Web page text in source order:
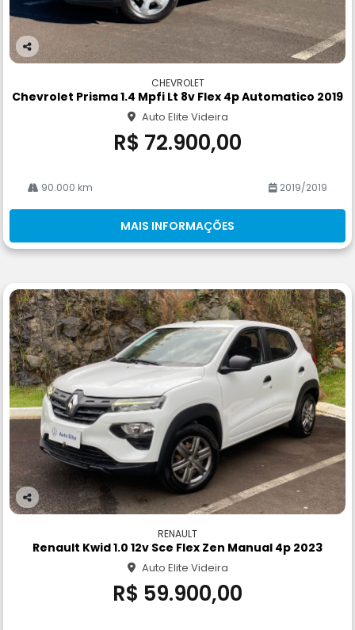
Co
rtil
CHEVROLET
Chevrolet Prisma 1.4 Mpfi Lt 8v Flex 4p Automatico 2019
Auto Elite Videira
R$ 72.900,00
90.000 km 2019/2019
MAIS INFORMAÇÕES
Co
RENAULT
Renault Kwid 1.0 12v Sce Flex Zen Manual 4p 2023
Auto Elite Videira
R$ 59.900,00